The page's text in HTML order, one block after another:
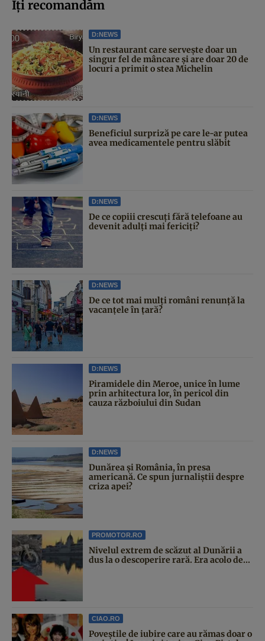
Iți recomandăm
D:NEWS
Un restaurant care servește doar un
singur fel de mâncare și are doar 20 de
locuri a primit o stea Michelin
D:NEWS
Beneficiul surpriză pe care le-ar putea
avea medicamentele pentru slăbit
D:NEWS
De ce copiii crescuți fără telefoane au
devenit adulți mai fericiți?
D:NEWS
De ce tot mai mulți români renunță la
vacanțele în țară?
D:NEWS
Piramidele din Meroe, unice în lume
prin arhitectura lor, în pericol din
cauza războiului din Sudan
D:NEWS
Dunărea și România, în presa
americană. Ce spun jurnaliștii despre
criza apei?
PROMOTOR.RO
Nivelul extrem de scăzut al Dunării a
dus la o descoperire rară. Era acolo de...
CIAO.RO
Poveştile de iubire care au rămas doar o